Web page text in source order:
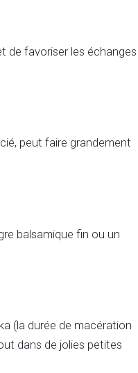
de favoriser les échanges
peut faire grandement
balsamique fin ou un
(la durée de macération
dans de jolies petites